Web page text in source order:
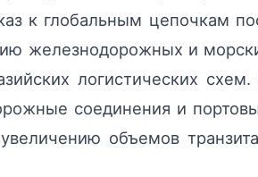
к глобальным цепочкам
железнодорожных и
логистических
соединения и
объемов